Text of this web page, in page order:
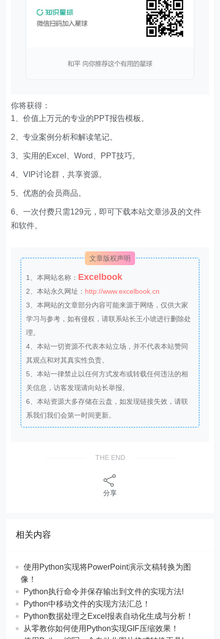
你将获得：
1、价值上万元的专业的PPT报告模板。
2、专业案例分析和解读笔记。
3、实用的Excel、Word、PPT技巧。
4、VIP讨论群，共享资源。
5、优惠的会员商品。
6、一次付费只需129元，即可下载本站文章涉及的文件
和软件。
文章版权声明
1、本网站名称： Excelbook
2、本站永久网址： http://www.excelbook.cn
3、本网站的文章部分内容可能来源于网络，仅供大家
学习与参考，如有侵权，请联系站长王小琥进行删除处
理。
4、本站一切资源不代表本站立场，并不代表本站赞同
其观点和对其真实性负责。
5、本站一律禁止以任何方式发布或转载任何违法的相
关信息，访客发现请向站长举报。
6、本站资源大多存储在云盘，如发现链接失效，请联
系我们我们会第一时间更新。
THE END
分享
相关内容
使用Python实现将PowerPoint演示文稿转换为图
像！
Python执行命令并保存输出到文件的实现方法!
Python中移动文件的实现方法汇总！
Python数据处理之Excel报表自动化生成与分析！
从零教你如何使用Python实现GIF压缩效果！